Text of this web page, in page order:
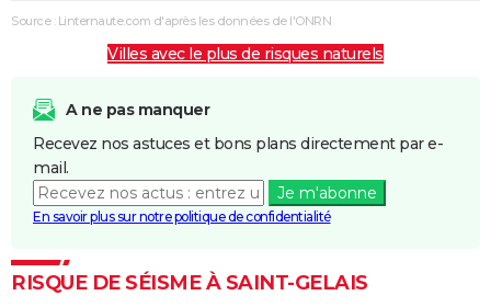
Coulées de
et/ou
Inondations
et/ou
Boue
25/07/1983 26/07/1983 2 j
Source : Linternaute.com d'après les données de l'ONRN
Villes avec le plus de risques naturels
A ne pas manquer
Recevez nos astuces et bons plans directement par e-
mail.
Je m'abonne
En savoir plus sur notre politique de confidentialité
RISQUE DE SÉISME À SAINT-GELAIS